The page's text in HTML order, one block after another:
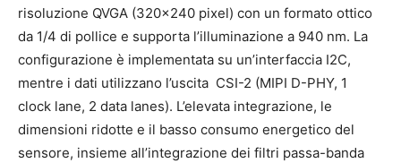
risoluzione QVGA (320×240 pixel) con un formato ottico
da 1/4 di pollice e supporta l’illuminazione a 940 nm. La
configurazione è implementata su un’interfaccia I2C,
mentre i dati utilizzano l’uscita CSI-2 (MIPI D-PHY, 1
clock lane, 2 data lanes). L’elevata integrazione, le
dimensioni ridotte e il basso consumo energetico del
sensore, insieme all’integrazione dei filtri passa-banda